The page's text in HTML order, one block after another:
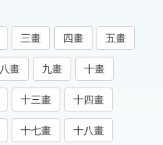
三畫 四畫 五畫
八畫 九畫 十畫
十三畫 十四畫
十七畫 十八畫